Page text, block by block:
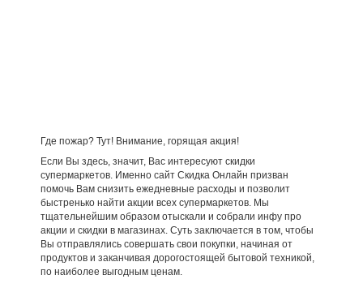
Где пожар? Тут! Внимание, горящая акция!
Если Вы здесь, значит, Вас интересуют скидки
супермаркетов. Именно сайт Скидка Онлайн призван
помочь Вам снизить ежедневные расходы и позволит
быстренько найти акции всех супермаркетов. Мы
тщательнейшим образом отыскали и собрали инфу про
акции и скидки в магазинах. Суть заключается в том, чтобы
Вы отправлялись совершать свои покупки, начиная от
продуктов и заканчивая дорогостоящей бытовой техникой,
по наиболее выгодным ценам.